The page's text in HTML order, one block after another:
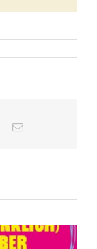
Pinterest
E-